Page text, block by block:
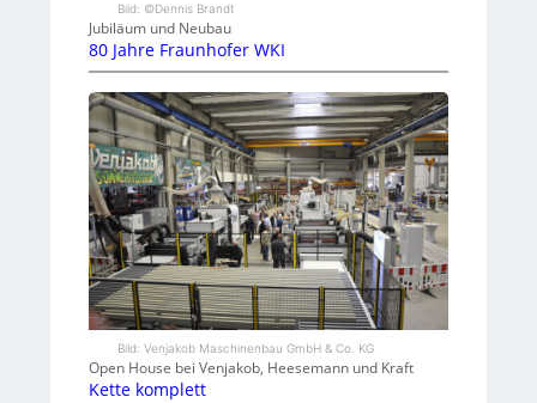
Bild: ©Dennis Brandt
Jubiläum und Neubau
80 Jahre Fraunhofer WKI
Bild: Venjakob Maschinenbau GmbH & Co. KG
Open House bei Venjakob, Heesemann und Kraft
Kette komplett